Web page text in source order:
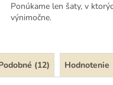
Ponúkame len šaty, v
výnimočne.
(12) Hodnotenie